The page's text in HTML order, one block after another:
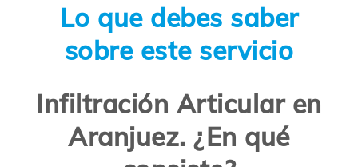
Lo que debes saber
sobre este servicio
Infiltración Articular en
Aranjuez. ¿En qué